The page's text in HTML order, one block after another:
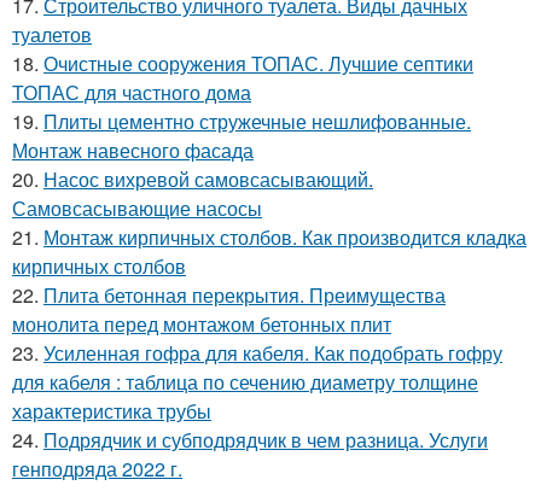
туалетов
18. Очистные сооружения ТОПАС. Лучшие септики
ТОПАС для частного дома
19. Плиты цементно стружечные нешлифованные.
Монтаж навесного фасада
20. Насос вихревой самовсасывающий.
Самовсасывающие насосы
21. Монтаж кирпичных столбов. Как производится кладка
кирпичных столбов
22. Плита бетонная перекрытия. Преимущества
монолита перед монтажом бетонных плит
23. Усиленная гофра для кабеля. Как подобрать гофру
для кабеля : таблица по сечению диаметру толщине
характеристика трубы
24. Подрядчик и субподрядчик в чем разница. Услуги
генподряда 2022 г.